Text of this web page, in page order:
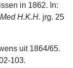
in 1862. In:
Med H.K.H. jrg. 25
uit 1864/65.
103.